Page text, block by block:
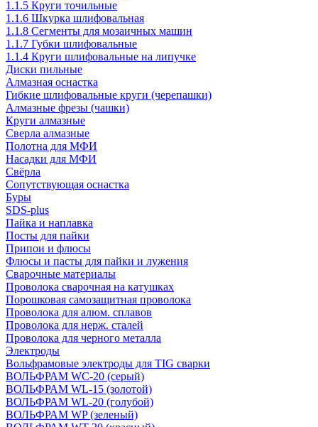
1.1.5 Круги точильные
1.1.6 Шкурка шлифовальная
1.1.8 Сегменты для мозаичных машин
1.1.7 Губки шлифовальные
1.1.4 Круги шлифовальные на липучке
Диски пильные
Алмазная оснастка
Гибкие шлифовальные круги (черепашки)
Алмазные фрезы (чашки)
Круги алмазные
Сверла алмазные
Полотна для МФИ
Насадки для МФИ
Свёрла
Сопутствующая оснастка
Буры
SDS-plus
Пайка и наплавка
Посты для пайки
Припои и флюсы
Флюсы и пасты для пайки и лужения
Сварочные материалы
Проволока сварочная на катушках
Порошковая самозащитная проволока
Проволока для алюм. сплавов
Проволока для нерж. сталей
Проволока для черного металла
Электроды
Вольфрамовые электроды для TIG сварки
ВОЛЬФРАМ WC-20 (серый)
ВОЛЬФРАМ WL-15 (золотой)
ВОЛЬФРАМ WL-20 (голубой)
ВОЛЬФРАМ WP (зеленый)